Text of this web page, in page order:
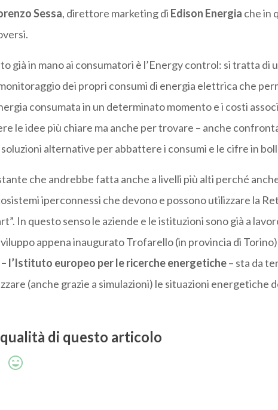
Sessa, direttore marketing di Edison Energia che in
già in mano ai consumatori è l’Energy control: si tratta di
dei propri consumi di energia elettrica che
consumata in un determinato momento e i costi
le idee più chiare ma anche per trovare – anche
alternative per abbattere i consumi e le cifre in
che andrebbe fatta anche a livelli più alti perché
iperconnessi che devono e possono utilizzare la
In questo senso le aziende e le istituzioni sono già a
appena inaugurato Trofarello (in provincia di
– l’Istituto europeo per le ricerche energetiche– sta da
(anche grazie a simulazioni) le situazioni energetiche
di questo articolo